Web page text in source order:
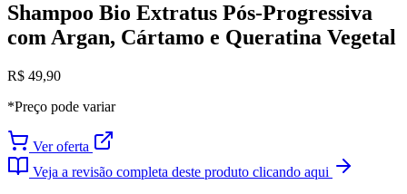
Shampoo Bio Extratus Pós-Progressiva
com Argan, Cártamo e Queratina Vegetal
R$ 49,90
*Preço pode variar
Ver oferta
Veja a revisão completa deste produto clicando aqui